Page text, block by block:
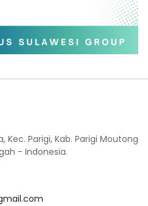
Kec. Parigi, Kab. Parigi Moutong
- Indonesia.